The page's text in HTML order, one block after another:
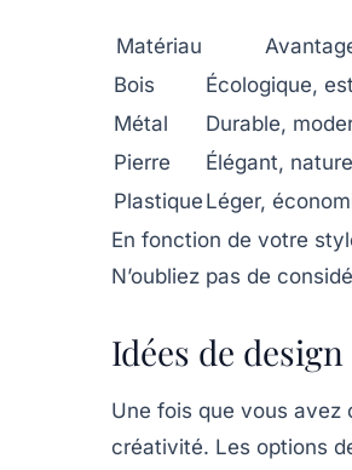
Matériau
Bois
Écologique,
Métal
Durable,
Pierre
Élégant,
Plastique Léger,
En fonction de votre
N’oubliez pas de
Idées de
Une fois que vous avez
créativité. Les options